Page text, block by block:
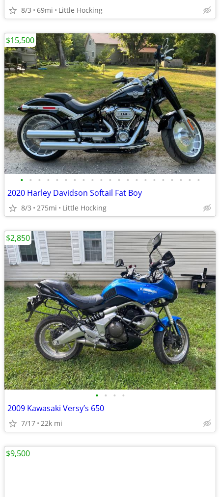
8/3 69mi Little Hocking
• • • • • • • • • • • • • • • • • • • • •
2020 Harley Davidson Softail Fat Boy
8/3 275mi Little Hocking
$15,500
• • • •
2009 Kawasaki Versy’s 650
7/17 22k mi
$2,850
$9,500